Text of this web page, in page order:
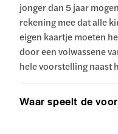
jonger dan 5 jaar
rekening mee dat alle
eigen kaartje moeten
door een volwassene
hele voorstelling naast
Waar speelt de